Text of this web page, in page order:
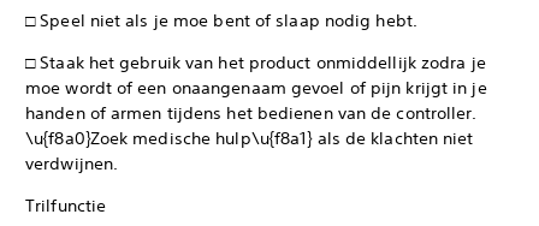
□ Speel niet als je moe bent of slaap nodig hebt.
□ Staak het gebruik van het product onmiddellijk zodra je
moe wordt of een onaangenaam gevoel of pijn krijgt in je
handen of armen tijdens het bedienen van de controller.
\u{f8a0}Zoek medische hulp\u{f8a1} als de klachten niet
verdwijnen.
Trilfunctie